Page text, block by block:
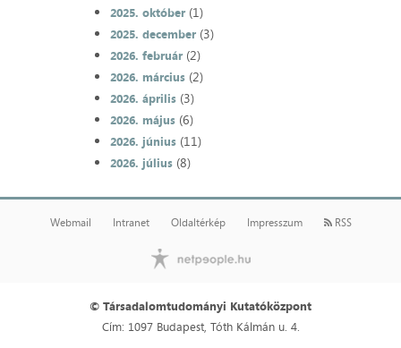
2025. október(1)
2025. december(3)
2026. február(2)
2026. március(2)
2026. április(3)
2026. május(6)
2026. június(11)
2026. július(8)
Webmail Intranet Oldaltérkép Impresszum RSS
© Társadalomtudományi Kutatóközpont
Cím: 1097 Budapest, Tóth Kálmán u. 4.